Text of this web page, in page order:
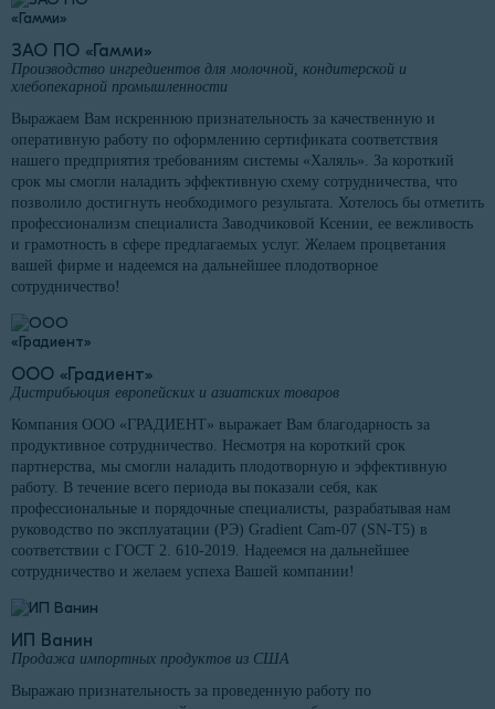
ЗАО ПО «Гамми»
Производство ингредиентов для молочной, кондитерской и
хлебопекарной промышленности
Выражаем Вам искреннюю признательность за качественную и
оперативную работу по оформлению сертификата соответствия
нашего предприятия требованиям системы «Халяль». За короткий
срок мы смогли наладить эффективную схему сотрудничества, что
позволило достигнуть необходимого результата. Хотелось бы отметить
профессионализм специалиста Заводчиковой Ксении, ее вежливость
и грамотность в сфере предлагаемых услуг. Желаем процветания
вашей фирме и надеемся на дальнейшее плодотворное
сотрудничество!
ООО «Градиент»
Дистрибьюция европейских и азиатских товаров
Компания ООО «ГРАДИЕНТ» выражает Вам благодарность за
продуктивное сотрудничество. Несмотря на короткий срок
партнерства, мы смогли наладить плодотворную и эффективную
работу. В течение всего периода вы показали себя, как
профессиональные и порядочные специалисты, разрабатывая нам
руководство по эксплуатации (РЭ) Gradient Cam-07 (SN-T5) в
соответствии с ГОСТ 2. 610-2019. Надеемся на дальнейшее
сотрудничество и желаем успеха Вашей компании!
ИП Ванин
Продажа импортных продуктов из США
Выражаю признательность за проведенную работу по